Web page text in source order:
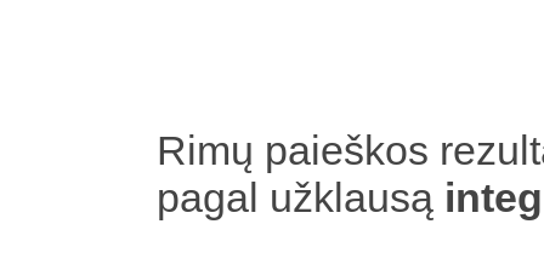
Rimų paieškos
pagal užklausą